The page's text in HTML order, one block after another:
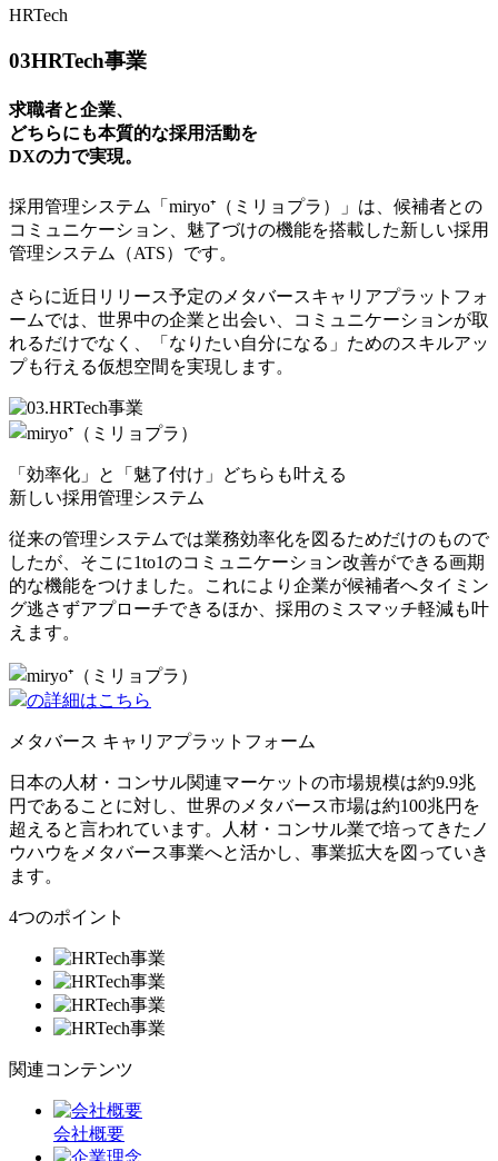
HRTech
03HRTech事業
求職者と企業、
どちらにも本質的な採用活動を
DXの力で実現。
採用管理システム「miryo⁺（ミリョプラ）」は、候補者との
コミュニケーション、魅了づけの機能を搭載した新しい採用
管理システム（ATS）です。
さらに近日リリース予定のメタバースキャリアプラットフォ
ームでは、世界中の企業と出会い、コミュニケーションが取
れるだけでなく、「なりたい自分になる」ためのスキルアッ
プも行える仮想空間を実現します。
「効率化」と「魅了付け」どちらも叶える
新しい採用管理システム
従来の管理システムでは業務効率化を図るためだけのもので
したが、そこに1to1のコミュニケーション改善ができる画期
的な機能をつけました。これにより企業が候補者へタイミン
グ逃さずアプローチできるほか、採用のミスマッチ軽減も叶
えます。
の詳細はこちら
メタバース キャリアプラットフォーム
日本の人材・コンサル関連マーケットの市場規模は約9.9兆
円であることに対し、世界のメタバース市場は約100兆円を
超えると言われています。人材・コンサル業で培ってきたノ
ウハウをメタバース事業へと活かし、事業拡大を図っていき
ます。
4つのポイント
関連コンテンツ
会社概要